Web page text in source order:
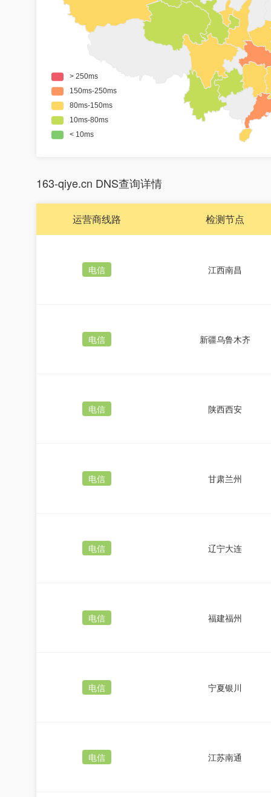
163-qiye.cn DNS查询详情
运营商线路 检测节点
电信 江西南昌
电信 新疆乌鲁木齐
电信 陕西西安
电信 甘肃兰州
电信 辽宁大连
电信 福建福州
电信 宁夏银川
电信 江苏南通